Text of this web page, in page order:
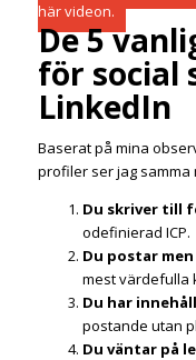
här videon.
De 5
för social
LinkedIn
Baserat på mina
profiler ser jag samma
Du skriver till
odefinierad ICP.
Du postar
mest värdefulla
Du har
postande utan
Du väntar på